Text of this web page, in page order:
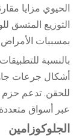
الحيوي مزايا
التوزيع المتسق
بمسببات الأمراض
بالنسبة
أشكال جرعات
للحقن. تدعم حزم
عبر أسواق
الجلوكوزامين